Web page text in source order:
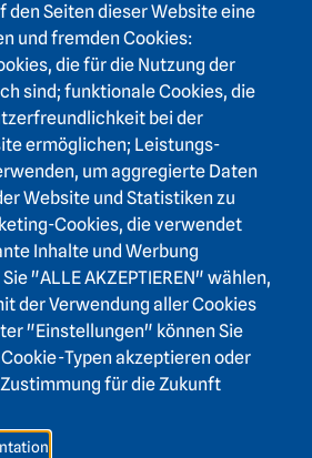
den Seiten dieser Website eine
und fremden Cookies:
die für die Nutzung der
sind; funktionale Cookies, die
bei der
ermöglichen; Leistungs-
um aggregierte Daten
Website und Statistiken zu
Cookies, die verwendet
Inhalte und Werbung
"ALLE AKZEPTIEREN" wählen,
der Verwendung aller Cookies
"Einstellungen" können Sie
Typen akzeptieren oder
für die Zukunft
one
two
three
der Wissenschaften